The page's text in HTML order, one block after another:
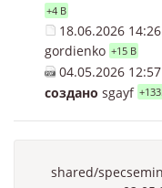
+4 B
18.06.2026 14:26
gordienko +15 B
04.05.2026 12:57
создано sgayf
shared/